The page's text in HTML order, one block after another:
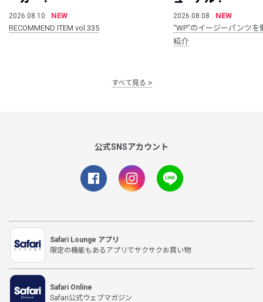
2026.08.10
NEW
RECOMMEND ITEM vol.335
2026.08.08
NEW
“WP”のイージーパンツ
紹介
すべて見る
公式SNSアカウント
Safari Lounge アプリ
限定の機能もあるアプリでサクサクお買い物
Safari Online
Safari公式ウェブマガジン